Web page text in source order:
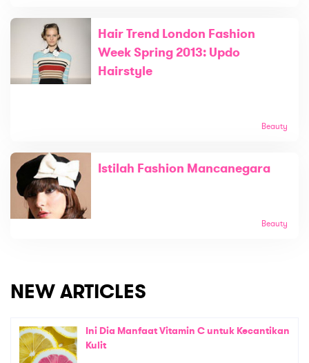
Hair Trend London Fashion
Week Spring 2013: Updo
Hairstyle
Beauty
Istilah Fashion Mancanegara
Beauty
NEW ARTICLES
Ini Dia Manfaat Vitamin C untuk Kecantikan
Kulit